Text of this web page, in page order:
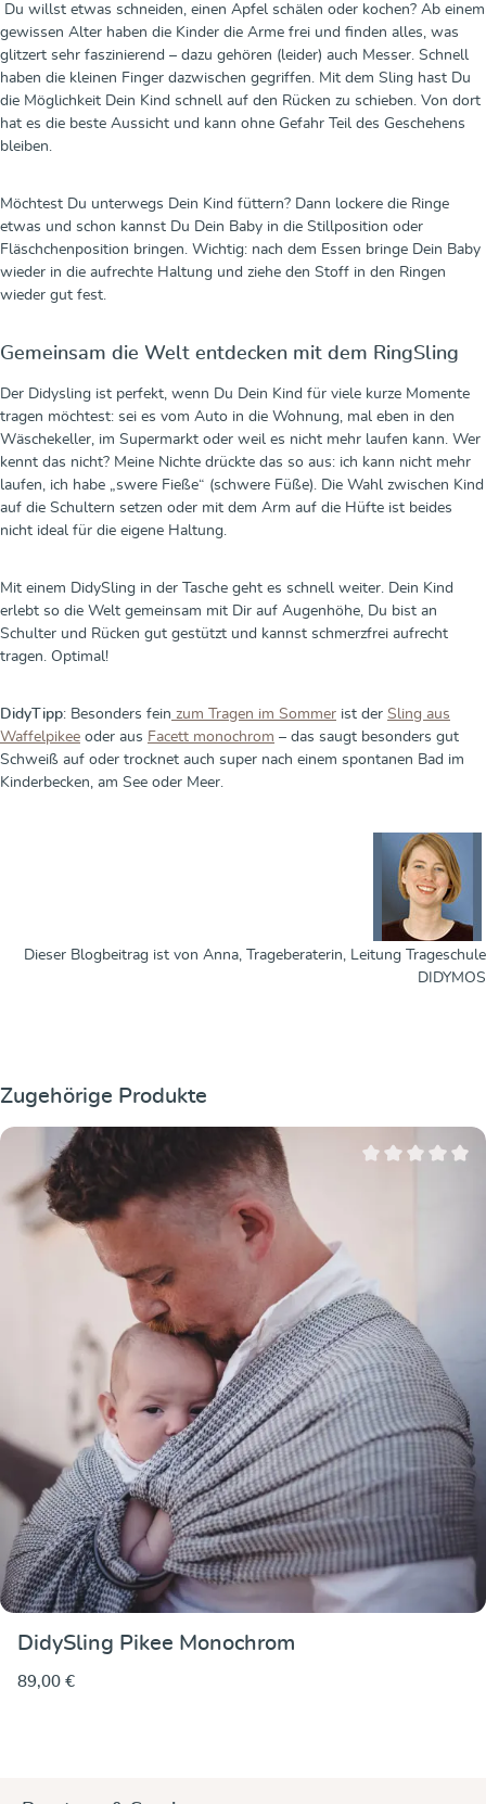
Du willst etwas schneiden, einen Apfel schälen oder kochen? Ab einem
gewissen Alter haben die Kinder die Arme frei und finden alles, was
glitzert sehr faszinierend – dazu gehören (leider) auch Messer. Schnell
haben die kleinen Finger dazwischen gegriffen. Mit dem Sling hast Du
die Möglichkeit Dein Kind schnell auf den Rücken zu schieben. Von dort
hat es die beste Aussicht und kann ohne Gefahr Teil des Geschehens
bleiben.
Möchtest Du unterwegs Dein Kind füttern? Dann lockere die Ringe
etwas und schon kannst Du Dein Baby in die Stillposition oder
Fläschchenposition bringen. Wichtig: nach dem Essen bringe Dein Baby
wieder in die aufrechte Haltung und ziehe den Stoff in den Ringen
wieder gut fest.
Gemeinsam die Welt entdecken mit dem RingSling
Der Didysling ist perfekt, wenn Du Dein Kind für viele kurze Momente
tragen möchtest: sei es vom Auto in die Wohnung, mal eben in den
Wäschekeller, im Supermarkt oder weil es nicht mehr laufen kann. Wer
kennt das nicht? Meine Nichte drückte das so aus: ich kann nicht mehr
laufen, ich habe „swere Fieße“ (schwere Füße). Die Wahl zwischen Kind
auf die Schultern setzen oder mit dem Arm auf die Hüfte ist beides
nicht ideal für die eigene Haltung.
Mit einem DidySling in der Tasche geht es schnell weiter. Dein Kind
erlebt so die Welt gemeinsam mit Dir auf Augenhöhe, Du bist an
Schulter und Rücken gut gestützt und kannst schmerzfrei aufrecht
tragen. Optimal!
DidyTipp: Besonders fein zum Tragen im Sommer ist der Sling aus
Waffelpikee oder aus Facett monochrom – das saugt besonders gut
Schweiß auf oder trocknet auch super nach einem spontanen Bad im
Kinderbecken, am See oder Meer.
Dieser Blogbeitrag ist von Anna, Trageberaterin, Leitung Trageschule
DIDYMOS
Produktgalerie überspringen
Zugehörige Produkte
DidySling Pikee Monochrom
89,00 €